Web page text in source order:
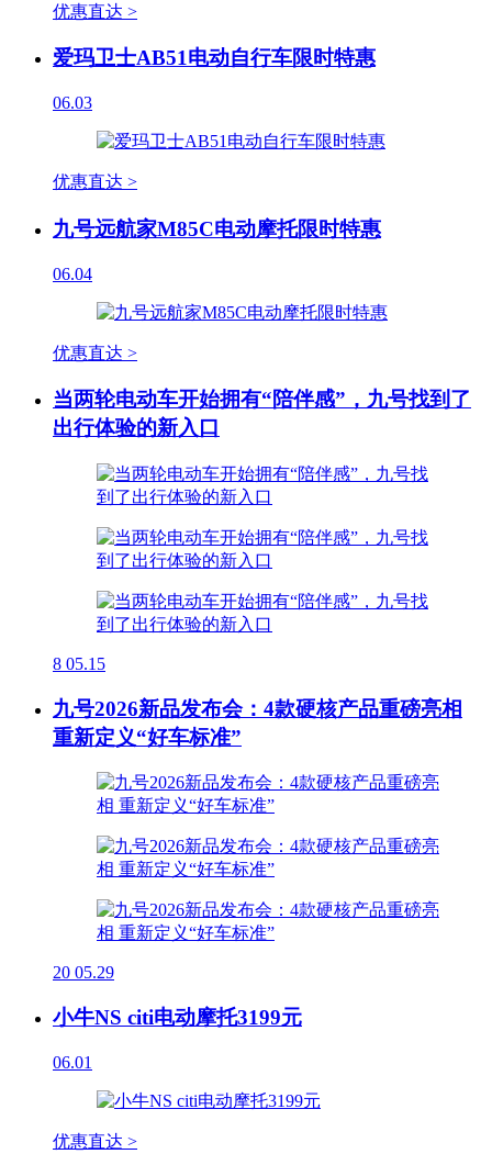
优惠直达 >
爱玛卫士AB51电动自行车限时特惠
06.03
优惠直达 >
九号远航家M85C电动摩托限时特惠
06.04
优惠直达 >
当两轮电动车开始拥有“陪伴感”，九号找到了
出行体验的新入口
8 05.15
九号2026新品发布会：4款硬核产品重磅亮相
重新定义“好车标准”
20 05.29
小牛NS citi电动摩托3199元
06.01
优惠直达 >